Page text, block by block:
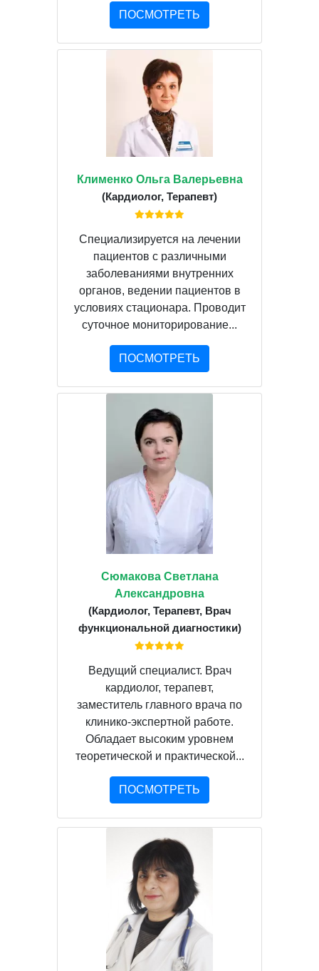
ПОСМОТРЕТЬ
Клименко Ольга Валерьевна
(Кардиолог, Терапевт)
Специализируется на лечении
пациентов с различными
заболеваниями внутренних
органов, ведении пациентов в
условиях стационара. Проводит
суточное мониторирование...
ПОСМОТРЕТЬ
Сюмакова Светлана
Александровна
(Кардиолог, Терапевт, Врач
функциональной диагностики)
Ведущий специалист. Врач
кардиолог, терапевт,
заместитель главного врача по
клинико-экспертной работе.
Обладает высоким уровнем
теоретической и практической...
ПОСМОТРЕТЬ